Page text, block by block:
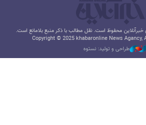
محفوظ است. نقل مطالب با ذکر منبع بلامانع است.
Copyright © 2025 khabaronline News Agancy,
طراحی و تولید: نستوه